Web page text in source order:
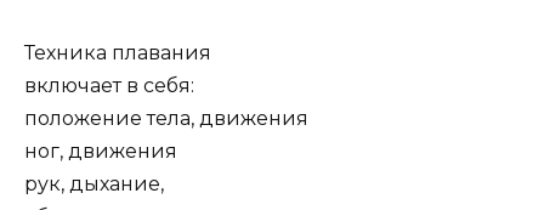
Техника плавания
включает в себя:
положение тела, движения
ног, движения
рук, дыхание,